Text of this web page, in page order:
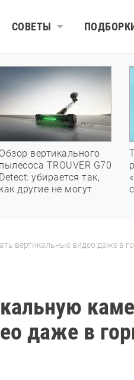
СОВЕТЫ
Обзор вертикального
пылесоса TROUVER G70
Detect: убирается так,
как другие не могут
вертикальные видео даже в
даже в